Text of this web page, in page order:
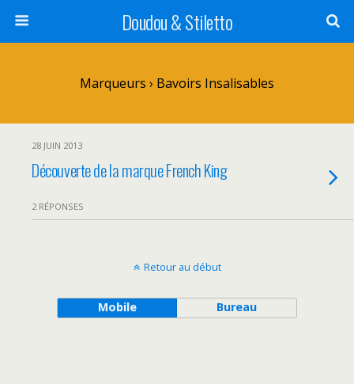
Doudou & Stiletto
Marqueurs › Bavoirs Insalisables
28 JUIN 2013
Découverte de la marque French King
2 RÉPONSES
Retour au début
Mobile Bureau